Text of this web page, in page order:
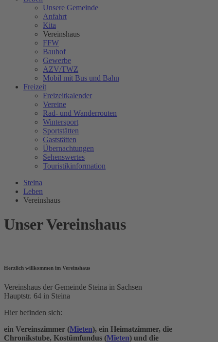
Unsere Gemeinde
Anfahrt
Kita
Vereinshaus
FFW
Bauhof
Gewerbe
AZV/TWZ
Mobil mit Bus und Bahn
Freizeit
Freizeitkalender
Vereine
Rad- und Wanderrouten
Wintersport
Sportstätten
Gaststätten
Übernachtungen
Sehenswertes
Touristikinformation
Steina
Leben
Vereinshaus
Unser Vereinshaus
Herzlich willkommen im Vereinshaus
Vereinshaus der Gemeinde Steina in Sachsen
Hauptstr. 64 in Steina
Hier befinden sich:
ein Vereinszimmer (Mieten), ein Heimatzimmer, die
Chronikstube, Kostümfundus (Mieten) und die